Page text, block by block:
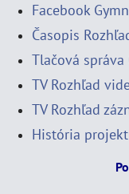
Facebook
Časopis
Tlačová
TV Rozhľad
TV Rozhľad
História